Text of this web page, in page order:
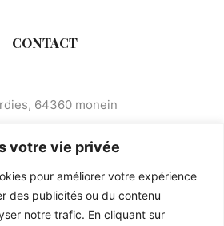
votre vie privée
pour améliorer votre expérience
des publicités ou du contenu
notre trafic. En cliquant sur
CONTACT
64360 monein
CATEGORIES